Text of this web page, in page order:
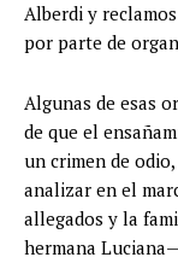
Alberdi y
por parte de
Algunas de esas
de que el
un crimen de
analizar en el
allegados y la
hermana